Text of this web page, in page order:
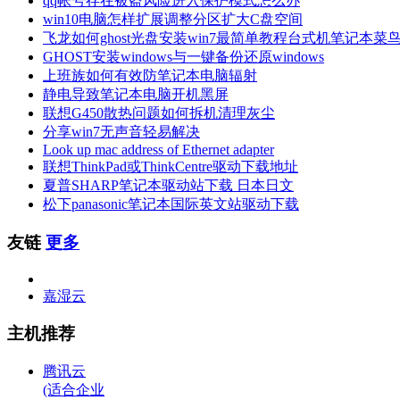
win10电脑怎样扩展调整分区扩大C盘空间
飞龙如何ghost光盘安装win7最简单教程台式机笔记本菜
GHOST安装windows与一键备份还原windows
上班族如何有效防笔记本电脑辐射
静电导致笔记本电脑开机黑屏
联想G450散热问题如何拆机清理灰尘
分享win7无声音轻易解决
Look up mac address of Ethernet adapter
联想ThinkPad或ThinkCentre驱动下载地址
夏普SHARP笔记本驱动站下载 日本日文
松下panasonic笔记本国际英文站驱动下载
友链 更多
嘉湿云
主机推荐
腾讯云
(适合企业